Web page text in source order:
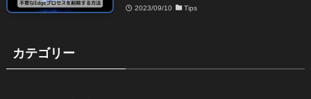
2023/09/10 Tips
カテゴリー